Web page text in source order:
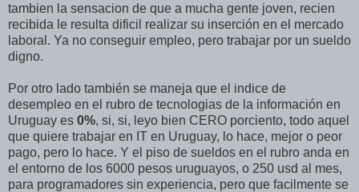
tambien la sensacion de que a mucha gente joven, recien
recibida le resulta dificil realizar su inserción en el mercado
laboral. Ya no conseguir empleo, pero trabajar por un sueldo
digno.
Por otro lado también se maneja que el indice de
desempleo en el rubro de tecnologias de la información en
Uruguay es 0%, si, si, leyo bien CERO porciento, todo aquel
que quiere trabajar en IT en Uruguay, lo hace, mejor o peor
pago, pero lo hace. Y el piso de sueldos en el rubro anda en
el entorno de los 6000 pesos uruguayos, o 250 usd al mes,
para programadores sin experiencia, pero que facilmente se